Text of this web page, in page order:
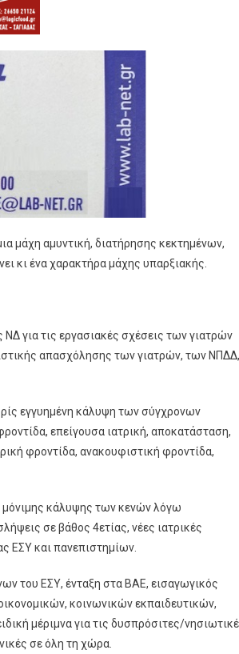
μάχη αμυντική, διατήρησης κεκτημένων,
κι ένα χαρακτήρα μάχης υπαρξιακής.
για τις εργασιακές σχέσεις των γιατρών
απασχόλησης των γιατρών, των ΝΠΔΔ,
εγγυημένη κάλυψη των σύγχρονων
επείγουσα ιατρική, αποκατάσταση,
φροντίδα, ανακουφιστική φροντίδα,
μόνιμης κάλυψης των κενών λόγω
σε βάθος 4ετίας, νέες ιατρικές
ΕΣΥ και πανεπιστημίων.
του ΕΣΥ, ένταξη στα ΒΑΕ, εισαγωγικός
κοινωνικών εκπαιδευτικών,
μέριμνα για τις δυσπρόσιτες/
σε όλη τη χώρα.